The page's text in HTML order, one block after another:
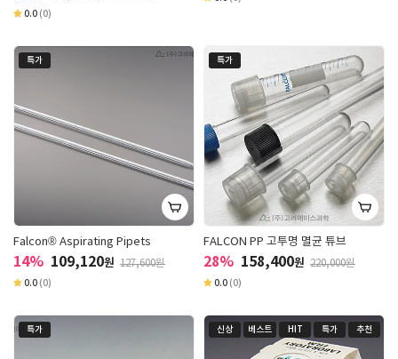
0.0 (0)
특가
Falcon® Aspirating Pipets
14% 109,120원 127,600원
0.0 (0)
특가
FALCON PP 고투명 멸균 튜브
28% 158,400원 220,000원
0.0 (0)
특가 신상 베스트 HIT 특가 추천